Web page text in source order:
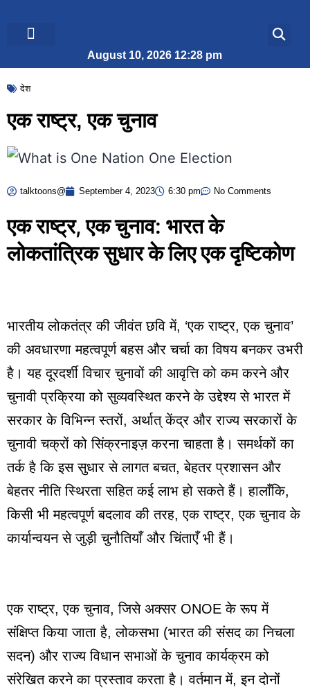
August 10, 2026 12:28 pm
देश
एक राष्ट्र, एक चुनाव
talktoons@ September 4, 2023 6:30 pm No Comments
एक राष्ट्र, एक चुनाव: भारत के
लोकतांत्रिक सुधार के लिए एक दृष्टिकोण
भारतीय लोकतंत्र की जीवंत छवि में, ‘एक राष्ट्र, एक चुनाव’
की अवधारणा महत्वपूर्ण बहस और चर्चा का विषय बनकर उभरी
है। यह दूरदर्शी विचार चुनावों की आवृत्ति को कम करने और
चुनावी प्रक्रिया को सुव्यवस्थित करने के उद्देश्य से भारत में
सरकार के विभिन्न स्तरों, अर्थात् केंद्र और राज्य सरकारों के
चुनावी चक्रों को सिंक्रनाइज़ करना चाहता है। समर्थकों का
तर्क है कि इस सुधार से लागत बचत, बेहतर प्रशासन और
बेहतर नीति स्थिरता सहित कई लाभ हो सकते हैं। हालाँकि,
किसी भी महत्वपूर्ण बदलाव की तरह, एक राष्ट्र, एक चुनाव के
कार्यान्वयन से जुड़ी चुनौतियाँ और चिंताएँ भी हैं।
एक राष्ट्र, एक चुनाव, जिसे अक्सर ONOE के रूप में
संक्षिप्त किया जाता है, लोकसभा (भारत की संसद का निचला
सदन) और राज्य विधान सभाओं के चुनाव कार्यक्रम को
संरेखित करने का प्रस्ताव करता है। वर्तमान में, इन दोनों